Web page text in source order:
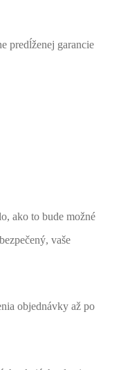
predĺženej garancie
ako to bude možné
objednávky až po